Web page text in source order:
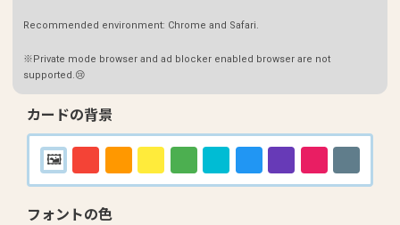
Recommended environment: Chrome and Safari.
※Private mode browser and ad blocker enabled browser are not
supported.😢
カードの背景
フォントの色